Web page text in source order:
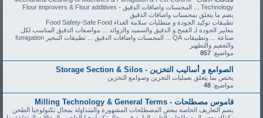
Technology ... المحسنات واضافات الدقيق - Flour improvers & Flour additives
يضم ما يتعلق بمحسنات واضافات الدقيق
تطبيقات توكيد الجودة و متطلبات سلامة الغذاء Food Safety-Safe Food
معايير الجودة لـ القمح و الدقيق والسميد والزوائد ... مواصفات الدقيق المناسب لكل
صناعة ... وتطبيقات QA ... المحسنات واضافات الدقيق ... تطبيقات التبخير fumigation
والتعقيم والتطهير
مواضيع: 857
الصوامع و أساليب التخزين - Storage Section & Silos
يختص بما يتعلق بعمليات التخزين وصوامع التخزين
مواضيع: 48
قاموس مصطلحات - Milling Technology & General Terms
يضم التعاريف الخاصة ببعض المصطلحات المشهورة والمتداولة بمجال تكنولوجيا الطحن